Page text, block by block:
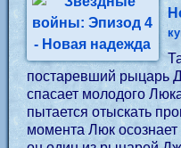
постаревший рыцарь
спасает молодого
пытается отыскать
момента Люк